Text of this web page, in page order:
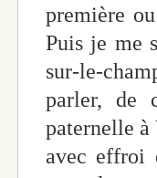
première
Puis je me
sur-le-
parler, de
paternelle à
avec effroi